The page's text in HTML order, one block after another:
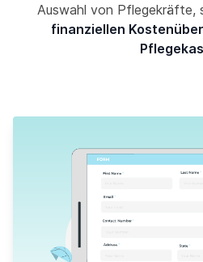
Auswahl von Pflegekräfte,
finanziellen